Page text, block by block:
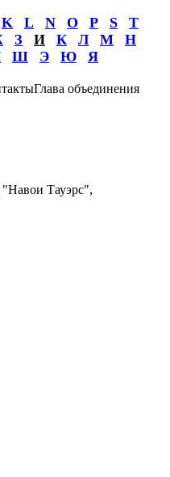
K L N O P S
T
З И К Л М
Н
Ш Э Ю Я
Глава объединения
Тауэрс",